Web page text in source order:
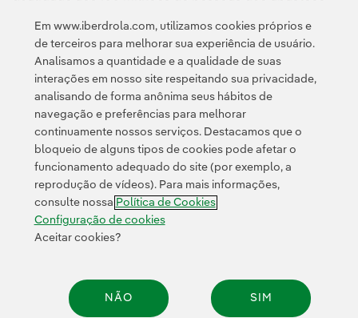
Política de Privacidade Informação legal
Transparência no uso da IA Política de cookies Configuração de cookies
Acessibilidade Canal de denúncias
© 2026 Iberdrola, S.A. Todos os direitos reservados.
Em www.iberdrola.com, utilizamos cookies próprios e
de terceiros para melhorar sua experiência de usuário.
Analisamos a quantidade e a qualidade de suas
interações em nosso site respeitando sua privacidade,
analisando de forma anônima seus hábitos de
navegação e preferências para melhorar
continuamente nossos serviços. Destacamos que o
bloqueio de alguns tipos de cookies pode afetar o
funcionamento adequado do site (por exemplo, a
reprodução de vídeos). Para mais informações,
consulte nossa Política de Cookies
Configuração de cookies
Aceitar cookies?
NÃO SIM